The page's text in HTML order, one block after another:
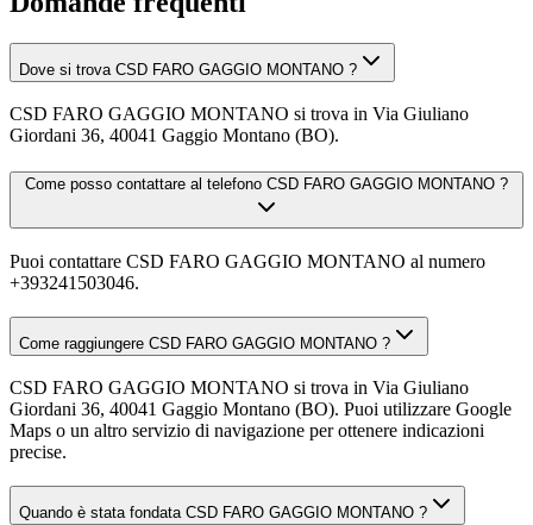
Dove si trova CSD FARO GAGGIO MONTANO ?
CSD FARO GAGGIO MONTANO si trova in Via Giuliano
Giordani 36, 40041 Gaggio Montano (BO).
Come posso contattare al telefono CSD FARO GAGGIO MONTANO ?
Puoi contattare CSD FARO GAGGIO MONTANO al numero
+393241503046.
Come raggiungere CSD FARO GAGGIO MONTANO ?
CSD FARO GAGGIO MONTANO si trova in Via Giuliano
Giordani 36, 40041 Gaggio Montano (BO). Puoi utilizzare Google
Maps o un altro servizio di navigazione per ottenere indicazioni
precise.
Quando è stata fondata CSD FARO GAGGIO MONTANO ?